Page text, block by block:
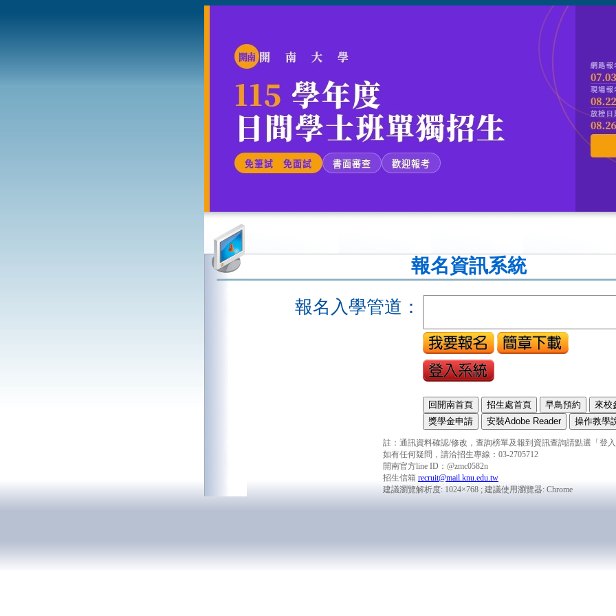
報名資訊系統
報名入學管道：
註：通訊資料確認/修改，查詢榜單及報到資訊查詢請點選「登
如有任何疑問，請洽招生專線：03-2705712
開南官方line ID：@zmc0582n
招生信箱 recruit@mail.knu.edu.tw
建議瀏覽解析度: 1024×768 ; 建議使用瀏覽器: Chrome